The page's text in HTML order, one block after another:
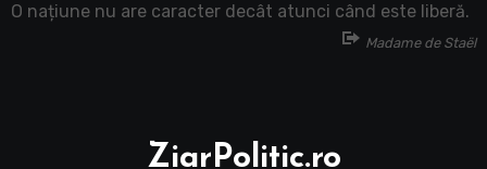
O națiune nu are caracter decât atunci când este liberă.
Madame de Staël
ZiarPolitic.ro